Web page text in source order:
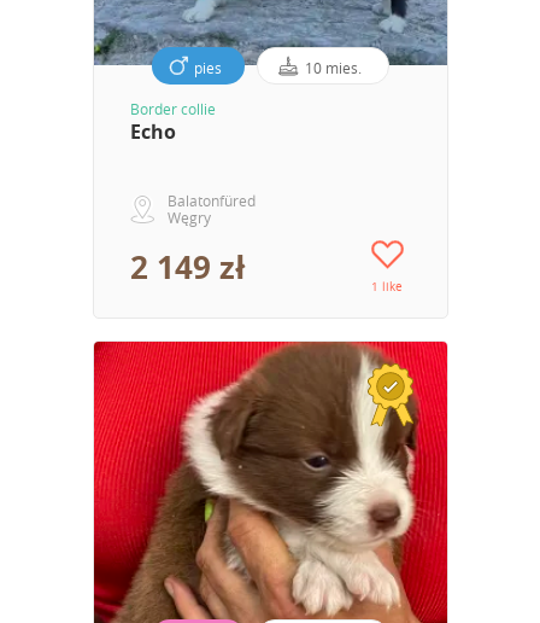
pies 10 mies.
Border collie
Echo
Balatonfüred
Węgry
2 149 zł 1 like